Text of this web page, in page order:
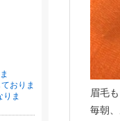
眉毛
毎朝
おりま
ま